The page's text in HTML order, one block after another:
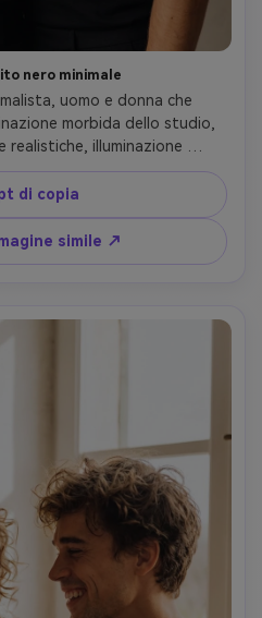
nero minimale
uomo e donna che
morbida dello studio,
illuminazione
di campo bassa, estetica
gemelli prompt stile
di copia
simile ↗